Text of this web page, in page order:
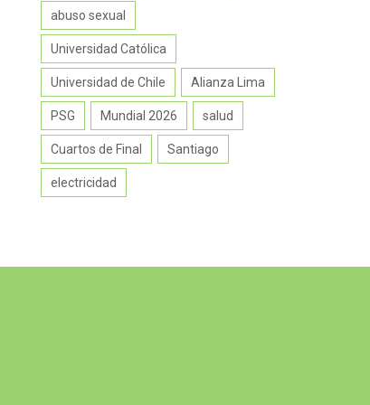
abuso sexual
Universidad Católica
Universidad de Chile Alianza Lima
PSG Mundial 2026 salud
Cuartos de Final Santiago
electricidad